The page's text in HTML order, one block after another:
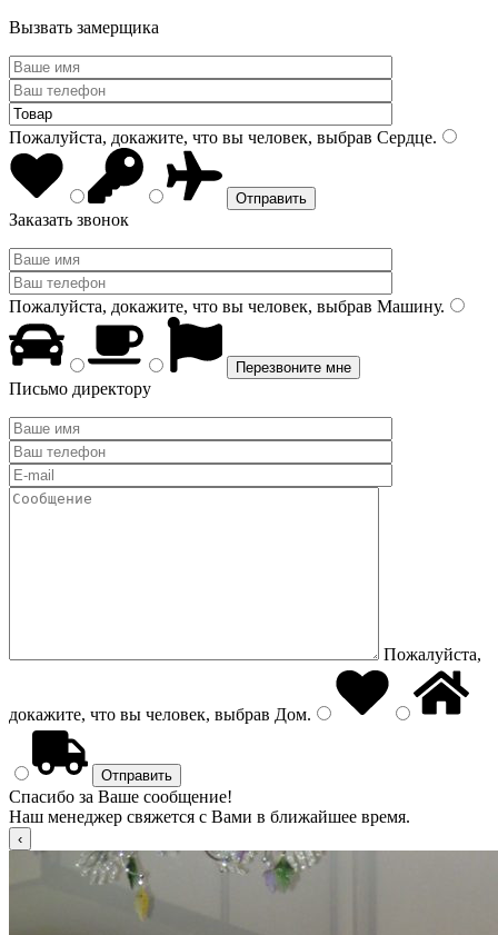
Вызвать замерщика
Пожалуйста, докажите, что вы человек, выбрав Сердце.
Заказать звонок
Пожалуйста, докажите, что вы человек, выбрав Машину.
Письмо директору
Пожалуйста,
докажите, что вы человек, выбрав Дом.
Спасибо за Ваше сообщение!
Наш менеджер свяжется с Вами в ближайшее время.